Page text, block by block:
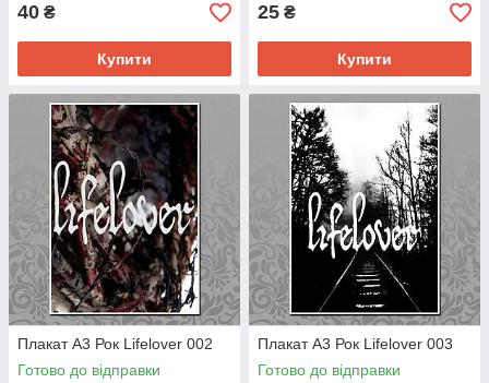
40 ₴
Купити
25 ₴
Купити
Плакат А3 Рок Lifelover 002
Готово до відправки
Плакат А3 Рок Lifelover 003
Готово до відправки